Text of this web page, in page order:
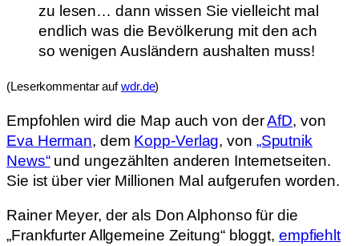
zu lesen… dann wissen Sie vielleicht mal
endlich was die Bevölkerung mit den ach
so wenigen Ausländern aushalten muss!
(Leserkommentar aufwdr.de)
Empfohlen wird die Map auch von derAfD, von
Eva Herman, dem Kopp-Verlag, von „Sputnik
News“und ungezählten anderen Internetseiten.
Sie ist über vier Millionen Mal aufgerufen worden.
Rainer Meyer, der als Don Alphonso für die
„Frankfurter Allgemeine Zeitung“ bloggt, empfiehlt